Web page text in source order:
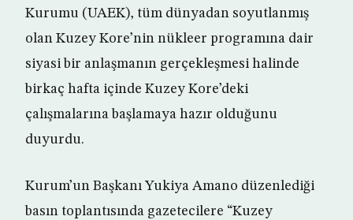
Kurumu (UAEK), tüm dünyadan soyutlanmış
olan Kuzey Kore’nin nükleer programına dair
siyasi bir anlaşmanın gerçekleşmesi halinde
birkaç hafta içinde Kuzey Kore’deki
çalışmalarına başlamaya hazır olduğunu
duyurdu.
Kurum’un Başkanı Yukiya Amano düzenlediği
basın toplantısında gazetecilere “Kuzey